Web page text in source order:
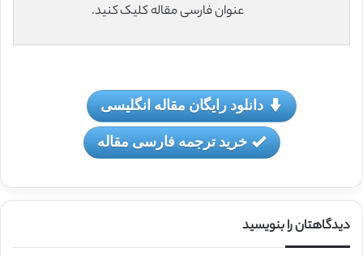
عنوان فارسی مقاله کلیک کنید.
دانلود رایگان مقاله انگلیسی
خرید ترجمه فارسی مقاله
دیدگاهتان را بنویسید